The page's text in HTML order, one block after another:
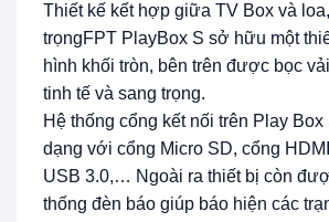
Thiết kế kết hợp giữa TV Box và
trọngFPT PlayBox S sở hữu một
hình khối tròn, bên trên được bọc
tinh tế và sang trọng.
Hệ thống cổng kết nối trên Play Box
dạng với cổng Micro SD, cổng
USB 3.0,… Ngoài ra thiết bị còn
thống đèn báo giúp báo hiện các